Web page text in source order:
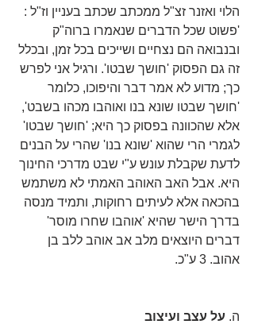
הלוי ואזנר זצ"ל ממכתב שכתב בעניין וז"ל :
'פשוט שכל הדברים שנאמרו ברוה"ק
ובנבואה הם נצחיים ושייכים בכל זמן, ובכלל
זה גם הפסוק 'חושך שבטו'. ורגיל אני לפרש
כך; מדוע לא אמר דבר והיפוכו, כלומר
'חושך שבטו שונא בנו ואוהבו מכהו בשבט',
אלא שהכוונה בפסוק כך היא; 'חושך שבטו'
לגמרי הרי שהוא 'שונא בנו' שהרי על הבנים
לדעת שקבלת עונש ע"י שבט מדרכי החינוך
היא. אבל האב האוהב האמתי לא משתמש
בהכאה אלא לעיתים רחוקות, ותמיד מנסה
בדרך הישר שהיא 'אוהבו שחרו מוסר'
דברים היוצאים מלב אב אוהב ללב בן
אהוב. 3 ע"כ.
ה. על עצב ועיצוב